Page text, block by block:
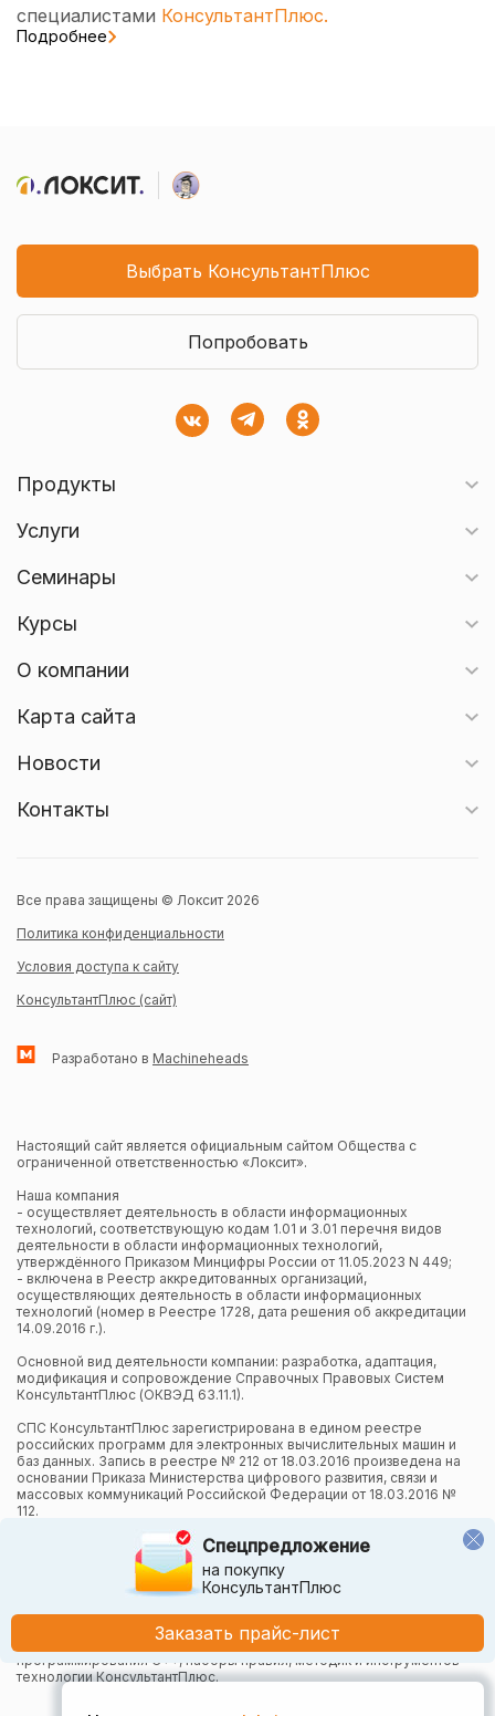
специалистами КонсультантПлюс.
Подробнее
Выбрать КонсультантПлюс
Попробовать
Продукты
Услуги
Семинары
Курсы
О компании
Карта сайта
Новости
Контакты
Все права защищены © Локсит 2026
Политика конфиденциальности
Условия доступа к сайту
КонсультантПлюс (сайт)
Разработано в Machineheads
Настоящий сайт является официальным сайтом Общества с
ограниченной ответственностью «Локсит».
Наша компания
- осуществляет деятельность в области информационных
технологий, соответствующую кодам 1.01 и 3.01 перечня видов
деятельности в области информационных технологий,
утверждённого Приказом Минцифры России от 11.05.2023 N 449;
- включена в Реестр аккредитованных организаций,
осуществляющих деятельность в области информационных
технологий (номер в Реестре 1728, дата решения об аккредитации
14.09.2016 г.).
Основной вид деятельности компании: разработка, адаптация,
модификация и сопровождение Справочных Правовых Систем
КонсультантПлюс (ОКВЭД 63.11.1).
СПС КонсультантПлюс зарегистрирована в едином реестре
российских программ для электронных вычислительных машин и
баз данных. Запись в реестре № 212 от 18.03.2016 произведена на
основании Приказа Министерства цифрового развития, связи и
массовых коммуникаций Российской Федерации от 18.03.2016 №
112.
Компания осуществляет также и другие виды деятельности в
области информационных технологий.
Компания в рамках осуществления деятельности в области
информационных технологий (адаптация и модификация Систем
КонсультантПлюс) использует язык программирования Python,
СУБД, относящуюся к классу NoSQL-систем на языке
программирования C++, наборы правил, методик и инструментов
технологии КонсультантПлюс.
Спецпредложение
на покупку
КонсультантПлюс
Заказать прайс-лист